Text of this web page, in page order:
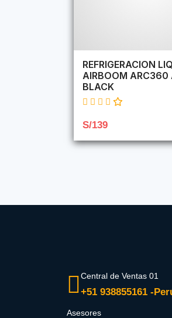
REFRIGERACION
AIRBOOM ARC360
BLACK
S/139
Central de Ventas 01
+51 938855161 -
Asesores